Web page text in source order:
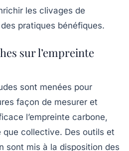
les clivages de
pratiques bénéfiques.
sur l’empreinte
sont menées pour
façon de mesurer et
l’empreinte carbone,
que collective. Des outils et
sont mis à la disposition des